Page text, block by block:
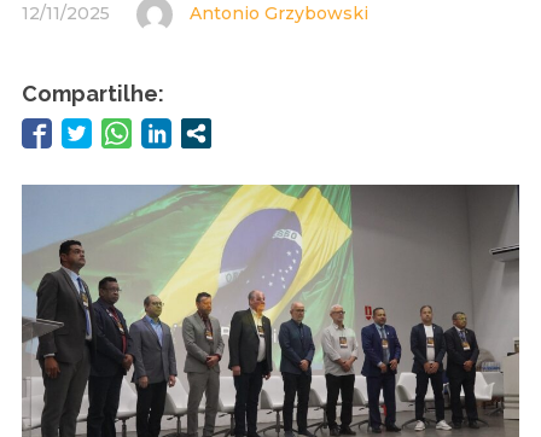
12/11/2025 Antonio Grzybowski
Compartilhe: